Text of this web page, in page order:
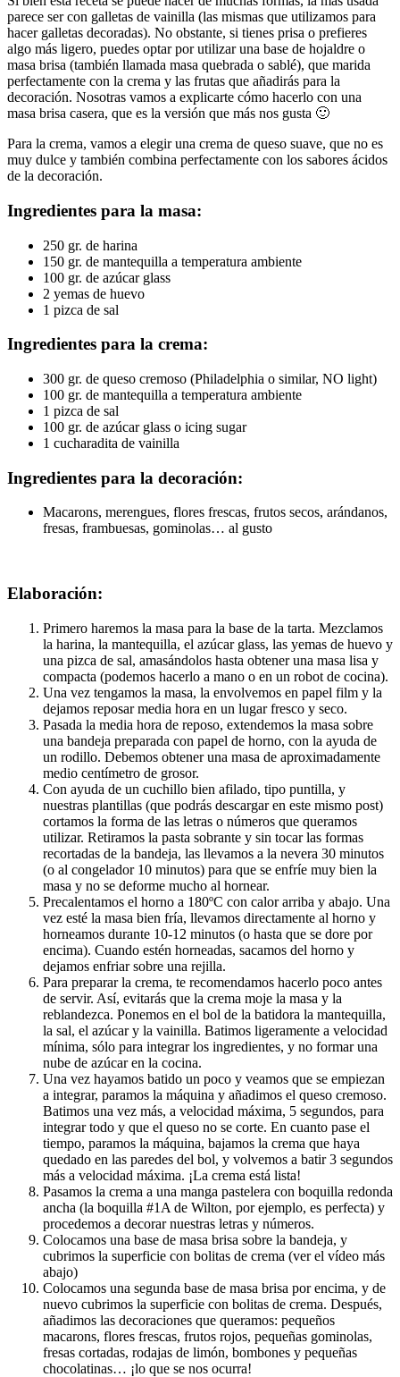
parece ser con galletas de vainilla (las mismas que utilizamos para
hacer galletas decoradas). No obstante, si tienes prisa o prefieres
algo más ligero, puedes optar por utilizar una base de hojaldre o
masa brisa (también llamada masa quebrada o sablé), que marida
perfectamente con la crema y las frutas que añadirás para la
decoración. Nosotras vamos a explicarte cómo hacerlo con una
masa brisa casera, que es la versión que más nos gusta 🙂
Para la crema, vamos a elegir una crema de queso suave, que no es
muy dulce y también combina perfectamente con los sabores ácidos
de la decoración.
Ingredientes para la masa:
250 gr. de harina
150 gr. de mantequilla a temperatura ambiente
100 gr. de azúcar glass
2 yemas de huevo
1 pizca de sal
Ingredientes para la crema:
300 gr. de queso cremoso (Philadelphia o similar, NO light)
100 gr. de mantequilla a temperatura ambiente
1 pizca de sal
100 gr. de azúcar glass o icing sugar
1 cucharadita de vainilla
Ingredientes para la decoración:
Macarons, merengues, flores frescas, frutos secos, arándanos,
fresas, frambuesas, gominolas… al gusto
Elaboración:
Primero haremos la masa para la base de la tarta. Mezclamos
la harina, la mantequilla, el azúcar glass, las yemas de huevo y
una pizca de sal, amasándolos hasta obtener una masa lisa y
compacta (podemos hacerlo a mano o en un robot de cocina).
Una vez tengamos la masa, la envolvemos en papel film y la
dejamos reposar media hora en un lugar fresco y seco.
Pasada la media hora de reposo, extendemos la masa sobre
una bandeja preparada con papel de horno, con la ayuda de
un rodillo. Debemos obtener una masa de aproximadamente
medio centímetro de grosor.
Con ayuda de un cuchillo bien afilado, tipo puntilla, y
nuestras plantillas (que podrás descargar en este mismo post)
cortamos la forma de las letras o números que queramos
utilizar. Retiramos la pasta sobrante y sin tocar las formas
recortadas de la bandeja, las llevamos a la nevera 30 minutos
(o al congelador 10 minutos) para que se enfríe muy bien la
masa y no se deforme mucho al hornear.
Precalentamos el horno a 180ºC con calor arriba y abajo. Una
vez esté la masa bien fría, llevamos directamente al horno y
horneamos durante 10-12 minutos (o hasta que se dore por
encima). Cuando estén horneadas, sacamos del horno y
dejamos enfriar sobre una rejilla.
Para preparar la crema, te recomendamos hacerlo poco antes
de servir. Así, evitarás que la crema moje la masa y la
reblandezca. Ponemos en el bol de la batidora la mantequilla,
la sal, el azúcar y la vainilla. Batimos ligeramente a velocidad
mínima, sólo para integrar los ingredientes, y no formar una
nube de azúcar en la cocina.
Una vez hayamos batido un poco y veamos que se empiezan
a integrar, paramos la máquina y añadimos el queso cremoso.
Batimos una vez más, a velocidad máxima, 5 segundos, para
integrar todo y que el queso no se corte. En cuanto pase el
tiempo, paramos la máquina, bajamos la crema que haya
quedado en las paredes del bol, y volvemos a batir 3 segundos
más a velocidad máxima. ¡La crema está lista!
Pasamos la crema a una manga pastelera con boquilla redonda
ancha (la boquilla #1A de Wilton, por ejemplo, es perfecta) y
procedemos a decorar nuestras letras y números.
Colocamos una base de masa brisa sobre la bandeja, y
cubrimos la superficie con bolitas de crema (ver el vídeo más
abajo)
Colocamos una segunda base de masa brisa por encima, y de
nuevo cubrimos la superficie con bolitas de crema. Después,
añadimos las decoraciones que queramos: pequeños
macarons, flores frescas, frutos rojos, pequeñas gominolas,
fresas cortadas, rodajas de limón, bombones y pequeñas
chocolatinas… ¡lo que se nos ocurra!